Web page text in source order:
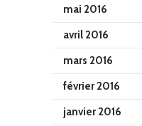
mai 2016
avril 2016
mars 2016
février 2016
janvier 2016